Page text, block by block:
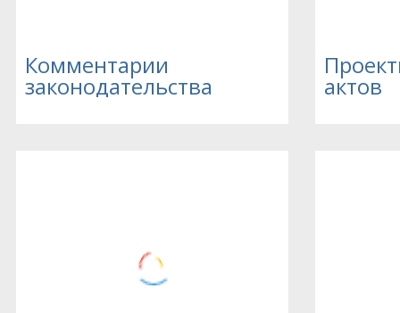
Комментарии
законодательства актов